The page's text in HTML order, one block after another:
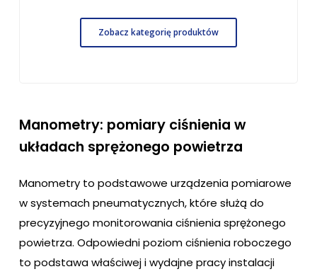
Zobacz kategorię produktów
Manometry: pomiary ciśnienia w
układach sprężonego powietrza
Manometry to podstawowe urządzenia pomiarowe
w systemach pneumatycznych, które służą do
precyzyjnego monitorowania ciśnienia sprężonego
powietrza. Odpowiedni poziom ciśnienia roboczego
to podstawa właściwej i wydajne pracy instalacji